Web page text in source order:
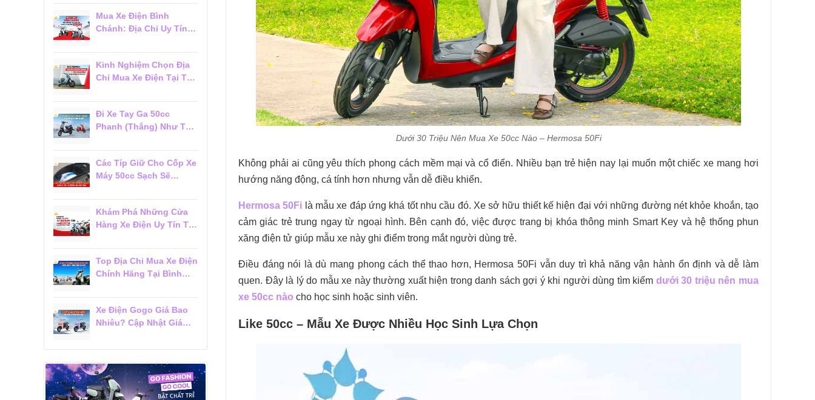
Dưới 30 Triệu Nên Mua Xe 50cc Nào – Hermosa 50Fi
Không phải ai cũng yêu thích phong cách mềm mại và cổ điển. Nhiều bạn trẻ hiện nay lại muốn một chiếc xe mang hơi
hướng năng động, cá tính hơn nhưng vẫn dễ điều khiển.
Hermosa 50Fi là mẫu xe đáp ứng khá tốt nhu cầu đó. Xe sở hữu thiết kế hiện đại với những đường nét khỏe khoắn, tạo
cảm giác trẻ trung ngay từ ngoại hình. Bên cạnh đó, việc được trang bị khóa thông minh Smart Key và hệ thống phun
xăng điện tử giúp mẫu xe này ghi điểm trong mắt người dùng trẻ.
Điều đáng nói là dù mang phong cách thể thao hơn, Hermosa 50Fi vẫn duy trì khả năng vận hành ổn định và dễ làm
quen. Đây là lý do mẫu xe này thường xuất hiện trong danh sách gợi ý khi người dùng tìm kiếm dưới 30 triệu nên mua
xe 50cc nào cho học sinh hoặc sinh viên.
Like 50cc – Mẫu Xe Được Nhiều Học Sinh Lựa Chọn
Mua Xe Điện Bình
Chánh: Địa Chỉ Uy Tín,
Kinh Nghiệm Chọn Địa
Chỉ Mua Xe Điện Tại Tân
Đi Xe Tay Ga 50cc
Phanh (Thắng) Như Thế
Các Típ Giữ Cho Cốp Xe
Máy 50cc Sạch Sẽ
Khám Phá Những Cửa
Hàng Xe Điện Uy Tín Tại
Top Địa Chỉ Mua Xe Điện
Chính Hãng Tại Bình
Xe Điện Gogo Giá Bao
Nhiêu? Cập Nhật Giá